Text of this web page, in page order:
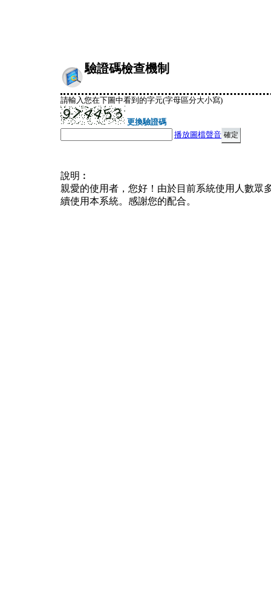
驗證碼檢查機制
請輸入您在下圖中看到的字元(字母區分大小寫)
更換驗證碼
播放圖檔聲音
說明︰
親愛的使用者，您好！由於目前系統使用人數眾
續使用本系統。感謝您的配合。